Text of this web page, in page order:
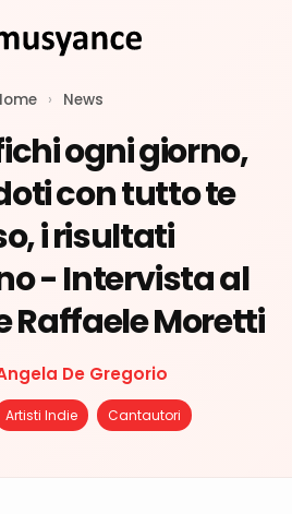
› News
ogni giorno,
con tutto te
i risultati
- Intervista al
Moretti
De Gregorio
Artisti Indie Cantautori